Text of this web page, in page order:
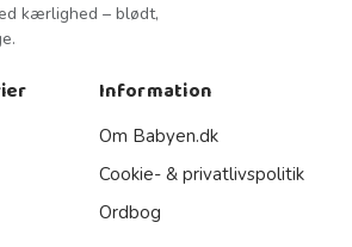
kærlighed – blødt,
Information
Om Babyen.dk
Cookie- & privatlivspolitik
Ordbog